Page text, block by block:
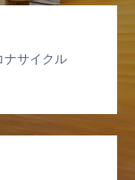
ナサイクル